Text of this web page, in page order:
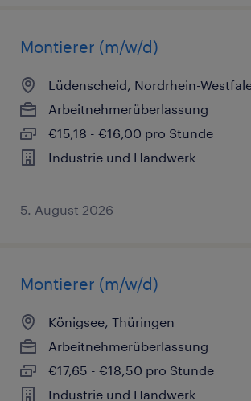
Montierer (m/w/d)
Lüdenscheid, Nordrhein-
Arbeitnehmerüberlassung
€15,18 - €16,00 pro Stunde
Industrie und Handwerk
5. August 2026
Montierer (m/w/d)
Königsee, Thüringen
Arbeitnehmerüberlassung
€17,65 - €18,50 pro Stunde
Industrie und Handwerk